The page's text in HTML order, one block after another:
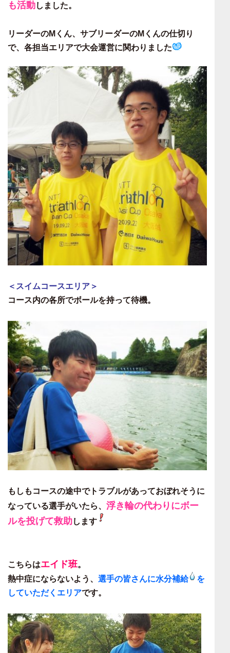
も活動しました。
リーダーのMくん、サブリーダーのMくんの仕切り
で、各担当エリアで大会運営に関わりました
＜スイムコースエリア＞
コース内の各所でボールを持って待機。
もしもコースの途中でトラブルがあっておぼれそうに
なっている選手がいたら、 浮き輪の代わりにボー
ルを投げて救助します
こちらはエイド班。
熱中症にならないよう、 選手の皆さんに水分補給
を
していただくエリアです。